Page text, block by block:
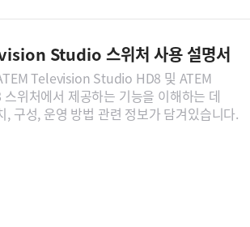
Studio 스위처 사용 설명서
Television Studio HD8 및 ATEM
위처에서 제공하는 기능을 이해하는 데
, 구성, 운영 방법 관련 정보가 담겨있습니다.